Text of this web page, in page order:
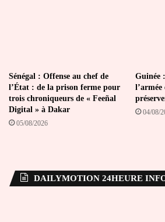
Sénégal : Offense au chef de
l’État : de la prison ferme pour
trois chroniqueurs de « Feeñal
Digital » à Dakar
05/08/2026
Guinée
04/08/
DAILYMOTION 24HEURE